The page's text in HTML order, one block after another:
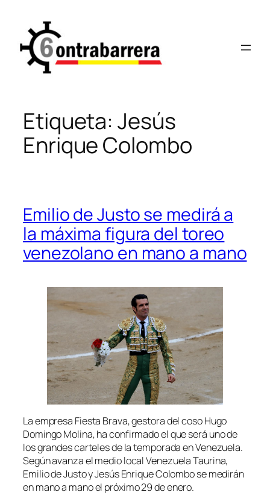
contenido
Etiqueta: Jesús
Enrique Colombo
Emilio de Justo se medirá a
la máxima figura del toreo
venezolano en mano a mano
La empresa Fiesta Brava, gestora del coso Hugo
Domingo Molina, ha confirmado el que será uno de
los grandes carteles de la temporada en Venezuela.
Según avanza el medio local Venezuela Taurina,
Emilio de Justo y Jesús Enrique Colombo se medirán
en mano a mano el próximo 29 de enero.